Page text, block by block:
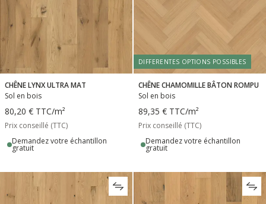
CHÊNE LYNX ULTRA MAT
Sol en bois
80,20 € TTC/m²
Prix conseillé (TTC)
Demandez votre échantillon
gratuit
DIFFERENTES OPTIONS POSSIBLES
CHÊNE CHAMOMILLE BÂTON ROMPU
Sol en bois
89,35 € TTC/m²
Prix conseillé (TTC)
Demandez votre échantillon
gratuit